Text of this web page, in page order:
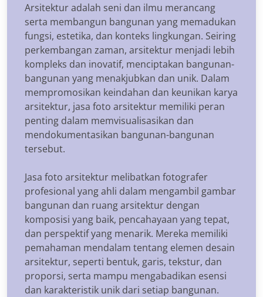
Arsitektur adalah seni dan ilmu merancang
serta membangun bangunan yang memadukan
fungsi, estetika, dan konteks lingkungan. Seiring
perkembangan zaman, arsitektur menjadi lebih
kompleks dan inovatif, menciptakan bangunan-
bangunan yang menakjubkan dan unik. Dalam
mempromosikan keindahan dan keunikan karya
arsitektur, jasa foto arsitektur memiliki peran
penting dalam memvisualisasikan dan
mendokumentasikan bangunan-bangunan
tersebut.
Jasa foto arsitektur melibatkan fotografer
profesional yang ahli dalam mengambil gambar
bangunan dan ruang arsitektur dengan
komposisi yang baik, pencahayaan yang tepat,
dan perspektif yang menarik. Mereka memiliki
pemahaman mendalam tentang elemen desain
arsitektur, seperti bentuk, garis, tekstur, dan
proporsi, serta mampu mengabadikan esensi
dan karakteristik unik dari setiap bangunan.